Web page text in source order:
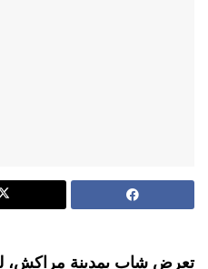
تعرض شاب بمدينة مراكش،